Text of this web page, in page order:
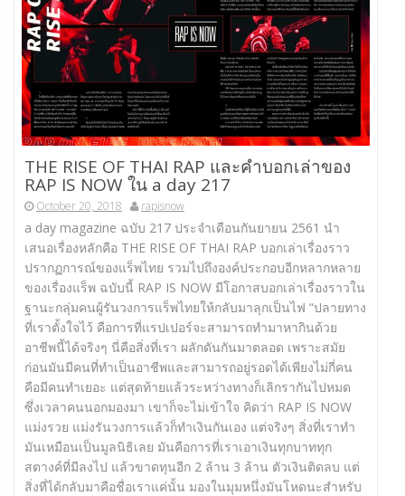
THE RISE OF THAI RAP และคำบอกเล่าของ
RAP IS NOW ใน a day 217
October 20, 2018 rapisnow
a day magazine ฉบับ 217 ประจำเดือนกันยายน 2561 นำ
เสนอเรื่องหลักคือ THE RISE OF THAI RAP บอกเล่าเรื่องราว
ปรากฏการณ์ของแร็พไทย รวมไปถึงองค์ประกอบอีกหลากหลาย
ของเรื่องแร็พ ฉบับนี้ RAP IS NOW มีโอกาสบอกเล่าเรื่องราวใน
ฐานะกลุ่มคนผู้รันวงการแร็พไทยให้กลับมาลุกเป็นไฟ “ปลายทาง
ที่เราตั้งใจไว้ คือการที่แรปเปอร์จะสามารถทำมาหากินด้วย
อาชีพนี้ได้จริงๆ นี่คือสิ่งที่เรา ผลักดันกันมาตลอด เพราะสมัย
ก่อนมันมีคนที่ทำเป็นอาชีพและสามารถอยู่รอดได้เพียงไม่กี่คน
คือมีคนทำเยอะ แต่สุดท้ายแล้วระหว่างทางก็เลิกรากันไปหมด
ซึ่งเวลาคนนอกมองมา เขาก็จะไม่เข้าใจ คิดว่า RAP IS NOW
แม่งรวย แม่งรันวงการแล้วก็ทำเงินกันเอง แต่จริงๆ สิ่งที่เราทำ
มันเหมือนเป็นมูลนิธิเลย มันคือการที่เราเอาเงินทุกบาททุก
สตางค์ที่มีลงไป แล้วขาดทุนอีก 2 ล้าน 3 ล้าน ตัวเงินติดลบ แต่
สิ่งที่ได้กลับมาคือชื่อเราแค่นั้น มองในมุมหนึ่งมันโหดนะสำหรับ